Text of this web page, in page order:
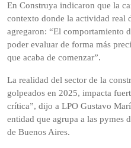
En Construya indicaron que la
contexto donde la actividad real
agregaron: “El comportamiento
poder evaluar de forma más
que acaba de comenzar”.
La realidad del sector de la
golpeados en 2025, impacta
crítica”, dijo a LPO Gustavo
entidad que agrupa a las pymes
de Buenos Aires.